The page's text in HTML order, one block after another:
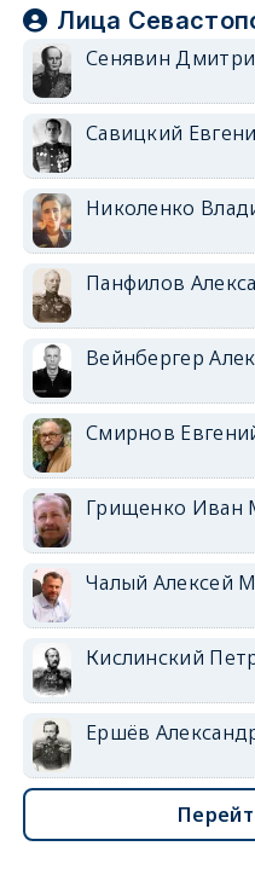
Лица
Сенявин
Савицкий
Николенко
Панфилов
Вейнбергер
Смирнов
Грищенко Иван
Чалый Алексей
Кислинский
Ершёв